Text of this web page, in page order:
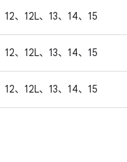
12、12L、13、14、15
12、12L、13、14、15
12、12L、13、14、15